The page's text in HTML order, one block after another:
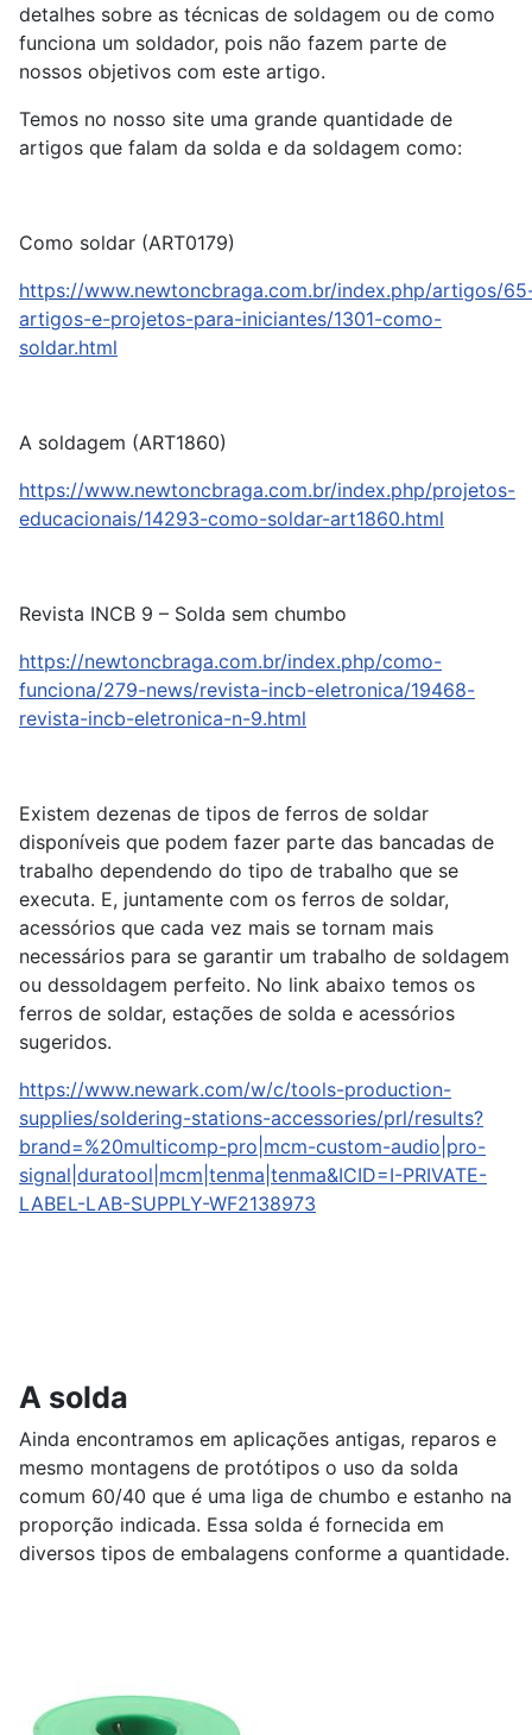
detalhes sobre as técnicas de soldagem ou de como
funciona um soldador, pois não fazem parte de
nossos objetivos com este artigo.
Temos no nosso site uma grande quantidade de
artigos que falam da solda e da soldagem como:
Como soldar (ART0179)
https://www.newtoncbraga.com.br/index.php/artigos/
artigos-e-projetos-para-iniciantes/1301-como-
soldar.html
A soldagem (ART1860)
https://www.newtoncbraga.com.br/index.php/projetos-
educacionais/14293-como-soldar-art1860.html
Revista INCB 9 – Solda sem chumbo
https://newtoncbraga.com.br/index.php/como-
funciona/279-news/revista-incb-eletronica/19468-
revista-incb-eletronica-n-9.html
Existem dezenas de tipos de ferros de soldar
disponíveis que podem fazer parte das bancadas de
trabalho dependendo do tipo de trabalho que se
executa. E, juntamente com os ferros de soldar,
acessórios que cada vez mais se tornam mais
necessários para se garantir um trabalho de soldagem
ou dessoldagem perfeito. No link abaixo temos os
ferros de soldar, estações de solda e acessórios
sugeridos.
https://www.newark.com/w/c/tools-production-
supplies/soldering-stations-accessories/prl/results?
brand=%20multicomp-pro|mcm-custom-audio|pro-
signal|duratool|mcm|tenma|tenma&ICID=I-PRIVATE-
LABEL-LAB-SUPPLY-WF2138973
A solda
Ainda encontramos em aplicações antigas, reparos e
mesmo montagens de protótipos o uso da solda
comum 60/40 que é uma liga de chumbo e estanho na
proporção indicada. Essa solda é fornecida em
diversos tipos de embalagens conforme a quantidade.